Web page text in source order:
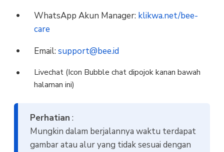
WhatsApp Akun Manager: klikwa.net/bee-
care
Email: support@bee.id
Livechat (Icon Bubble chat dipojok kanan bawah
halaman ini)
Perhatian :
Mungkin dalam berjalannya waktu terdapat
gambar atau alur yang tidak sesuai dengan